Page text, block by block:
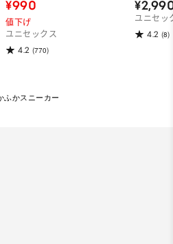
¥990
値下げ
ユニセックス
4.2 (770)
ユニセッ
4.2 (8)
ふかスニーカー